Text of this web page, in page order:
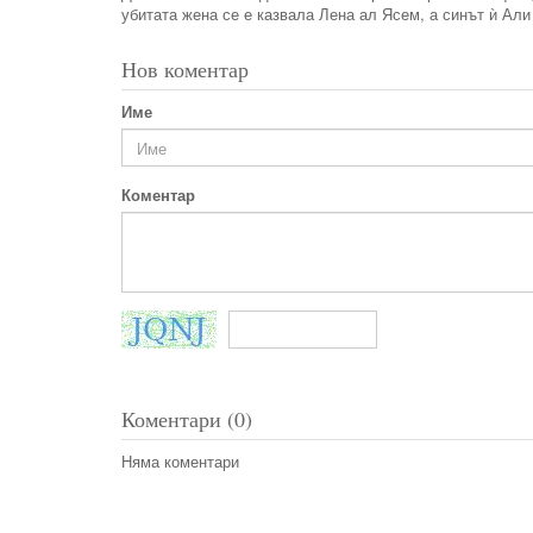
убитата жена се е казвала Лена ал Ясем, а синът ѝ
Нов коментар
Име
Коментар
Коментари (0)
Няма коментари